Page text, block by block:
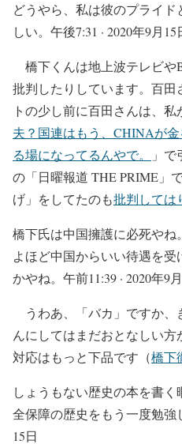
どうやら、私は彼のプライ
しい。午後7:31 · 2020年9月15
橋下くんは地上波テレビや
批判したりしています。百
トの少し前に百田さんは、
夫？国連はもう、CHINAが
る場になってるんやで。
」
の「日曜報道 THE PRIME」
げ」をしてたのも批判しては
橋下氏は中国擁護に必死やね。
よほど中国からいい待遇を
かやね。午前11:39 · 2020年9
うわあ、「バカ」ですか、
んにしてはまだおとなしい
対応はもっと下品です（橋下
しょうもない歴史の本を書
全保障の歴史をもう一度勉強
15日